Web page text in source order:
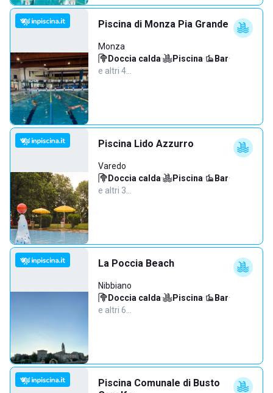
Piscina di Monza Pia Grande
Monza
Doccia calda· Piscina· Bar·
e altri 4…
Piscina Lido Azzurro
Varedo
Doccia calda· Piscina· Bar·
e altri 3…
La Poccia Beach
Nibbiano
Doccia calda· Piscina· Bar·
e altri 6…
Piscina Comunale di Busto